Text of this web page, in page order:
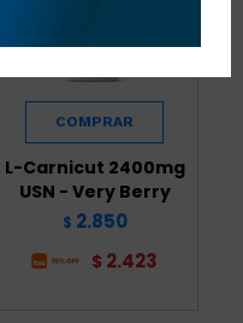
L-Carnicut 2400mg
USN - Very Berry
$ 2.850
$ 2.423